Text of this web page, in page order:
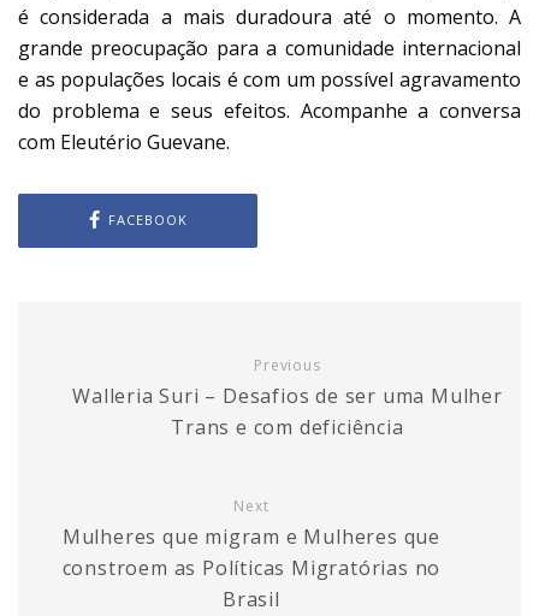
é considerada a mais duradoura até o momento. A
grande preocupação para a comunidade internacional
e as populações locais é com um possível agravamento
do problema e seus efeitos. Acompanhe a conversa
com Eleutério Guevane.
FACEBOOK
Previous
Walleria Suri – Desafios de ser uma Mulher
Trans e com deficiência
Next
Mulheres que migram e Mulheres que
constroem as Políticas Migratórias no
Brasil